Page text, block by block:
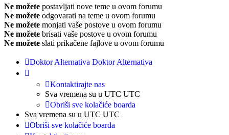
Ne možete postavljati nove teme u ovom forumu
Ne možete odgovarati na teme u ovom forumu
Ne možete monjati vaše postove u ovom forumu
Ne možete brisati vaše postove u ovom forumu
Ne možete slati prikačene fajlove u ovom forumu
Doktor Alternativa Doktor Alternativa
Kontaktirajte nas
Sva vremena su u UTC UTC
Obriši sve kolačiće boarda
Sva vremena su u UTC UTC
Obriši sve kolačiće boarda